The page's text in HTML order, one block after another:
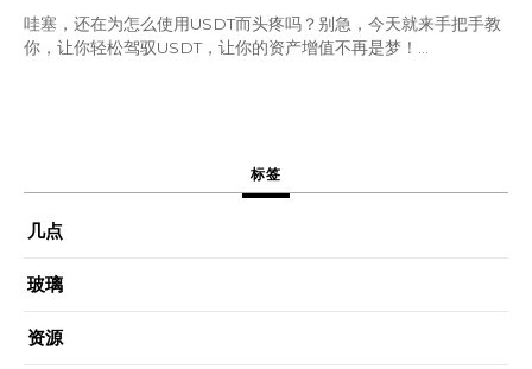
哇塞，还在为怎么使用USDT而头疼吗？别急，今天就来手把手教
你，让你轻松驾驭USDT，让你的资产增值不再是梦！...
标签
几点
玻璃
资源